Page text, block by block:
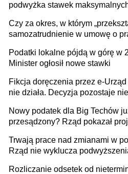
podwyżka stawek
budynków i lokali związanych z
prowadzeniem działalności
Czy za okres, w którym
samozatrudnienie w umowę o
umowy cywilnoprawnej jedynym
racjonalnym wyjściem
Podatki lokalne pójdą w górę w
Minister ogłosił nowe stawki
Fikcja doręczenia przez e-
nie działa. Decyzja pozostaje
Nowy podatek dla Big Techów
przesądzony? Rząd pokazał
Trwają prace nad zmianami w
Rząd nie wyklucza
Rozliczanie odsetek od